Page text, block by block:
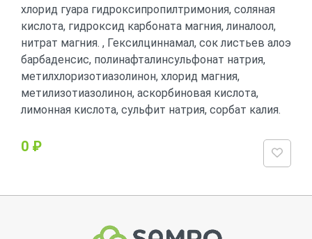
хлорид гуара гидроксипропилтримония, соляная
кислота, гидроксид карбоната магния, линалоол,
нитрат магния. , Гексилциннамал, сок листьев алоэ
барбаденсис, полинафталинсульфонат натрия,
метилхлоризотиазолинон, хлорид магния,
метилизотиазолинон, аскорбиновая кислота,
лимонная кислота, сульфит натрия, сорбат калия.
0 ₽